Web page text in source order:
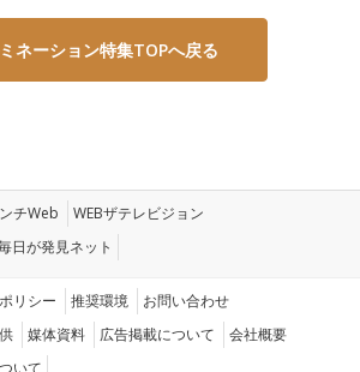
ネーション特集TOPへ戻る
チWeb
WEBザテレビジョン
日が発見ネット
リシー 推奨環境
お問い合わせ
媒体資料 広告掲載について
会社概要
いて